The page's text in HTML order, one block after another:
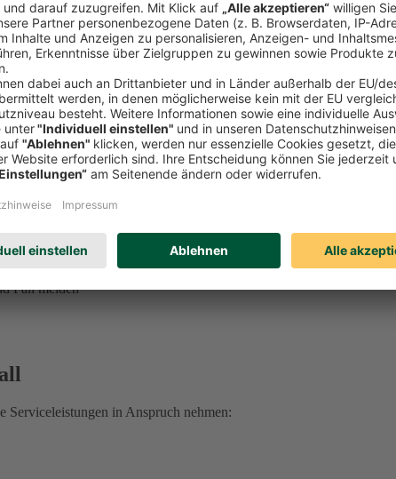
mehr selbstbestimmt entscheiden können.
Vorsorgevollmacht, Betreuungsverfügung und mehr
erhalten Sie unter0221 757-1996.
sprechen Sie Ihre:n DEVK Berater:in an.
Fall melden
Serviceleistungen in Anspruch nehmen: